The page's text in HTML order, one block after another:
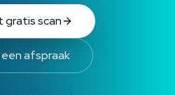
gratis scan
een afspraak